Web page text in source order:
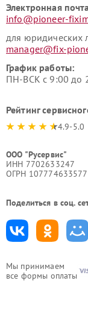
Мы принимаем
все формы оплаты
Электронная
info@pioneer-
для юридических
manager@fix-
График работы:
ПН-ВСК с 9:00 до
Рейтинг
4.9-5.0
ООО "Русервис"
ИНН 7702633247
ОГРН
Поделиться в соц.